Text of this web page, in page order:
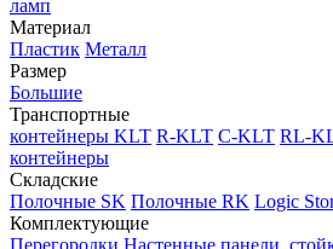
ламп
Материал
Пластик Металл
Размер
Большие
Транспортные
контейнеры KLT R-KLT C-KLT RL-
контейнеры
Складские
Полочные SK Полочные RK Logic
Комплектующие
Перегородки Настенные панели,